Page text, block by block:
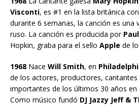
Visconti, es #1 en la lista británica con
durante 6 semanas, la canción es una
ruso. La canción es producida por
Hopkin, graba para el sello Apple de
1968 Nace Will Smith, en
de los actores, productores,
importantes de los últimos 30 años en
Como músico fundó DJ Jazzy Jeff &